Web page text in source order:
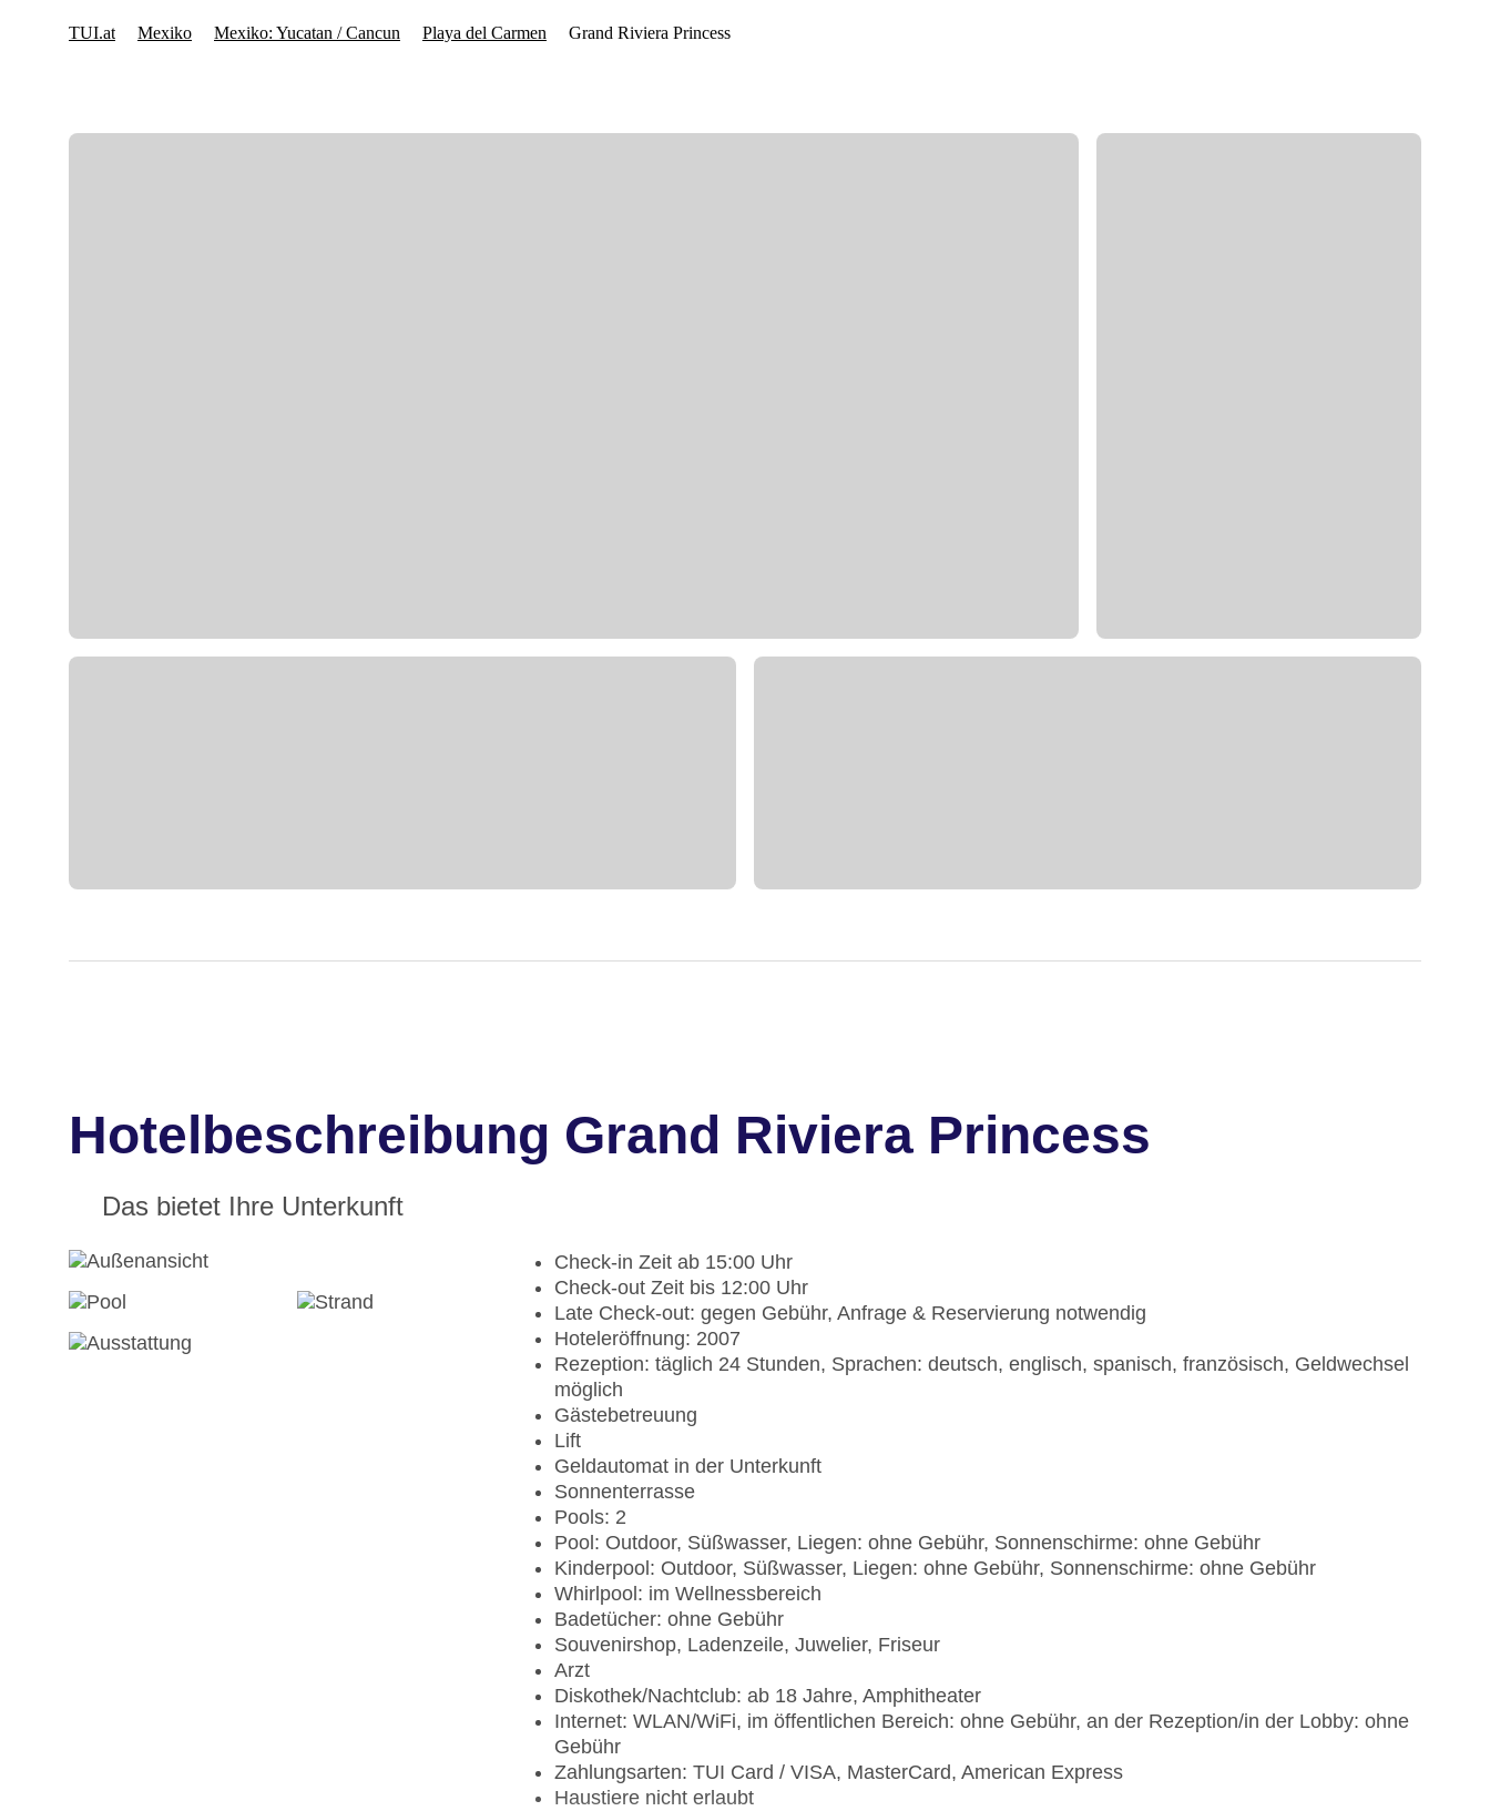
Hotelbeschreibung Grand Riviera Princess
Das bietet Ihre Unterkunft
Check-in Zeit ab 15:00 Uhr
Check-out Zeit bis 12:00 Uhr
Late Check-out: gegen Gebühr, Anfrage & Reservierung notwendig
Hoteleröffnung: 2007
Rezeption: täglich 24 Stunden, Sprachen: deutsch, englisch, spanisch, französisch, Geldwechsel
möglich
Gästebetreuung
Lift
Geldautomat in der Unterkunft
Sonnenterrasse
Pools: 2
Pool: Outdoor, Süßwasser, Liegen: ohne Gebühr, Sonnenschirme: ohne Gebühr
Kinderpool: Outdoor, Süßwasser, Liegen: ohne Gebühr, Sonnenschirme: ohne Gebühr
Whirlpool: im Wellnessbereich
Badetücher: ohne Gebühr
Souvenirshop, Ladenzeile, Juwelier, Friseur
Arzt
Diskothek/Nachtclub: ab 18 Jahre, Amphitheater
Internet: WLAN/WiFi, im öffentlichen Bereich: ohne Gebühr, an der Rezeption/in der Lobby: ohne
Gebühr
Zahlungsarten: TUI Card / VISA, MasterCard, American Express
Haustiere nicht erlaubt